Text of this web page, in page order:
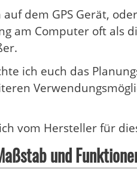
dem GPS Gerät,
am Computer oft als
ich euch das
vom Hersteller für
und